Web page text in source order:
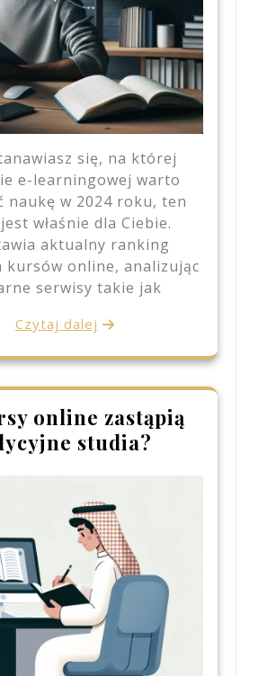
się, na której
e-learningowej warto
naukę w 2024 roku, ten
właśnie dla Ciebie.
aktualny ranking
kursów online, analizując
serwisy takie jak
Czytaj dalej
online zastąpią
studia?